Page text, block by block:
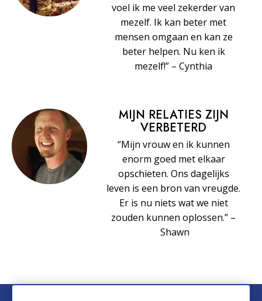
voel ik me veel zekerder van
mezelf. Ik kan beter met
mensen omgaan en kan ze
beter helpen. Nu ken ik
mezelf!” – Cynthia
MIJN RELATIES ZIJN
VERBETERD
“Mijn vrouw en ik kunnen
enorm goed met elkaar
opschieten. Ons dagelijks
leven is een bron van vreugde.
Er is nu niets wat we niet
zouden kunnen oplossen.” –
Shawn